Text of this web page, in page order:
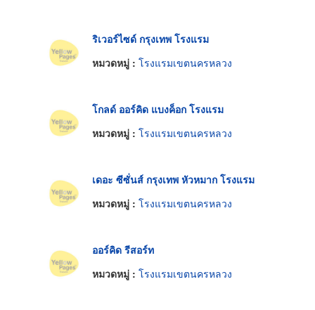
ริเวอร์ไซด์ กรุงเทพ โรงแรม
หมวดหมู่ : โรงแรมเขตนครหลวง
โกลด์ ออร์คิด แบงค็อก โรงแรม
หมวดหมู่ : โรงแรมเขตนครหลวง
เดอะ ซีซั่นส์ กรุงเทพ หัวหมาก โรงแรม
หมวดหมู่ : โรงแรมเขตนครหลวง
ออร์คิด รีสอร์ท
หมวดหมู่ : โรงแรมเขตนครหลวง